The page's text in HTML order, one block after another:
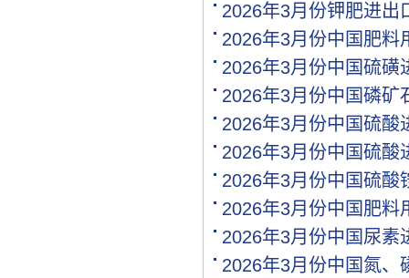
2026年3月份钾肥进出
2026年3月份中国肥料
2026年3月份中国硫磺
2026年3月份中国磷矿
2026年3月份中国硫酸
2026年3月份中国硫酸
2026年3月份中国硫酸
2026年3月份中国肥料
2026年3月份中国尿素
2026年3月份中国氮、